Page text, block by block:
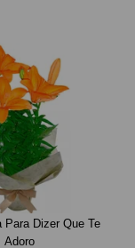
Para Dizer Que Te
Adoro